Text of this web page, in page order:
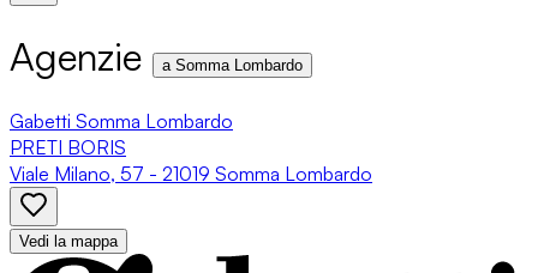
Agenzie a Somma Lombardo
Gabetti Somma Lombardo
PRETI BORIS
Viale Milano, 57 - 21019 Somma Lombardo
Vedi la mappa